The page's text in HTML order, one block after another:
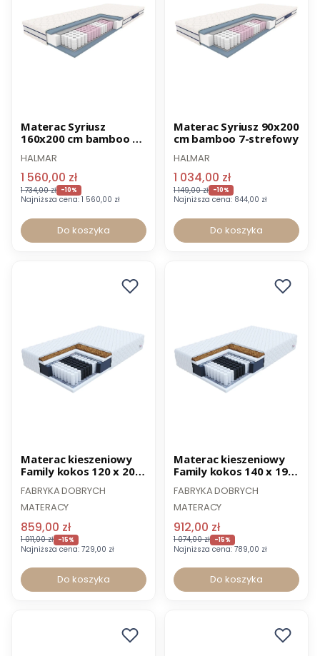
Promocja
Materac Syriusz
160x200 cm bamboo 7-
HALMAR
1 560,00 zł
1 734,00 zł -10%
Najniższa cena: 1 560,00 zł
Do koszyka
Promocja
Materac Syriusz 90x200
cm bamboo 7-strefowy
HALMAR
1 034,00 zł
1 149,00 zł -10%
Najniższa cena: 844,00 zł
Do koszyka
Promocja
Materac kieszeniowy
Family kokos 120 x 200
FABRYKA DOBRYCH
MATERACY
859,00 zł
1 011,00 zł -15%
Najniższa cena: 729,00 zł
Do koszyka
Promocja
Materac kieszeniowy
Family kokos 140 x 190
FABRYKA DOBRYCH
MATERACY
912,00 zł
1 074,00 zł -15%
Najniższa cena: 789,00 zł
Do koszyka